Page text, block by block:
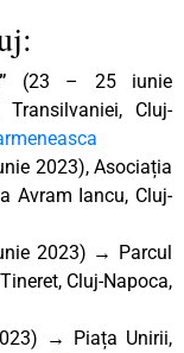
(23 – 25 iunie
Cluj-
2023), Asociația
Avram Iancu, Cluj-
2023) → Parcul
Cluj-Napoca,
→ Piața Unirii,